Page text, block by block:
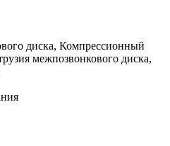
диска, Компрессионный
межпозвонкового диска,